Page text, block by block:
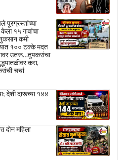
पूरग्रस्तांच्या
१५ गावांचा
कमी
१०० टक्के मदत
उतरू…तुपकरांचा
करा,
चर्चा
देशी दारूच्या १४४
दोन महिला